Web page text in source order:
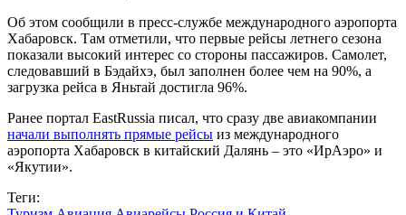
Об этом сообщили в пресс-службе международного аэропорта
Хабаровск. Там отметили, что первые рейсы летнего сезона
показали высокий интерес со стороны пассажиров. Самолет,
следовавший в Бэдайхэ, был заполнен более чем на 90%, а
загрузка рейса в Яньтай достигла 96%.
Ранее портал EastRussia писал, что сразу две авиакомпании
начали выполнять прямые рейсы из международного
аэропорта Хабаровск в китайский Далянь – это «ИрАэро» и
«Якутии».
Теги: